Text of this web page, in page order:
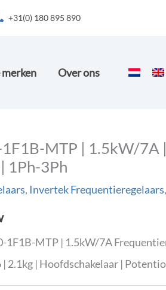
+31(0) 180 895 890
Over ons
MTP | 1.5kW/7A
1Ph-3Ph
, Invertek Frequentieregelaars,
MTP | 1.5kW/7A
2.1kg | Hoofdschakelaar |